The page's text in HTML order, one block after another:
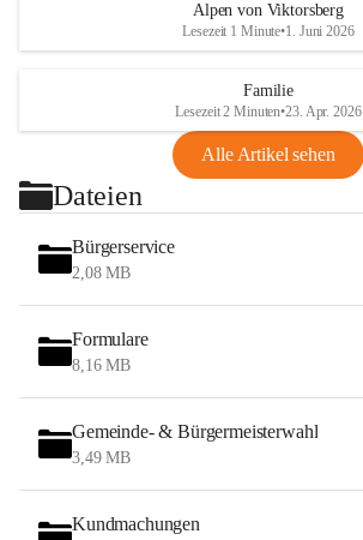
Alpen von Viktorsberg
Lesezeit 1 Minute•1. Juni 2026
Familie
Lesezeit 2 Minuten•23. Apr. 2026
Alle Artikel sehen
Dateien
Bürgerservice
2,08 MB
Formulare
8,16 MB
Gemeinde- & Bürgermeisterwahl
3,49 MB
Kundmachungen